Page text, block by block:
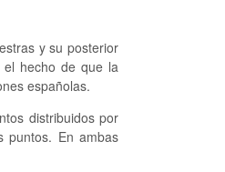
y su posterior
el hecho de que la
españolas.
distribuidos por
puntos. En ambas